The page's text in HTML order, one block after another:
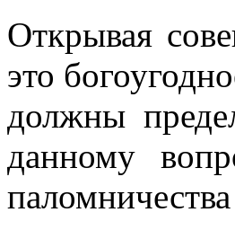
Открывая
это
должны
данному